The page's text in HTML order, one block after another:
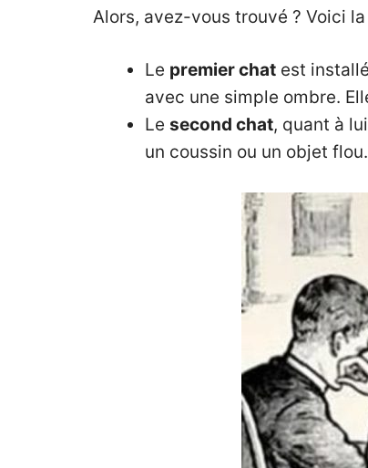
Alors, avez-vous trouvé ? Voici
Le premier chat est
avec une simple ombre.
Le second chat, quant à
un coussin ou un objet